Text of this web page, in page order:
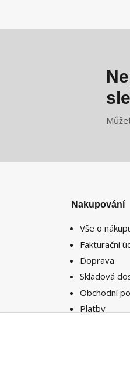
Nakupování
Vše o
Fakturační
Doprava
Skladová
Obchodní
Platby